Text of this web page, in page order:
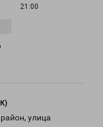
21:00
улица